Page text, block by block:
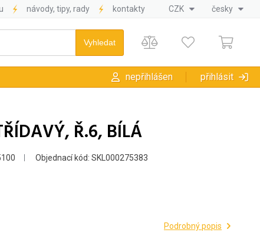
návody, tipy, rady kontakty CZK česky
nepřihlášen přihlásit
Ř.6, BÍLÁ
Objednací kód: SKL000275383
Podrobný popis